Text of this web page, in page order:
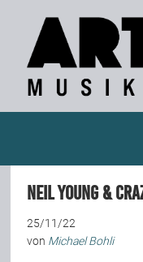
Konzertberichte
Fotoreportagen
Neil Young &
25/11/22
von Michael Bohli